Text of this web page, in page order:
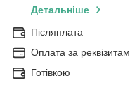
Детальніше
Післяплата
Оплата за
Готівкою